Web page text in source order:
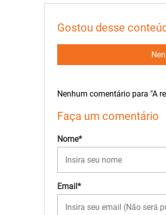
Gostou desse
Nenhum comentário para "A
Faça um comentário
Nome*
Email*